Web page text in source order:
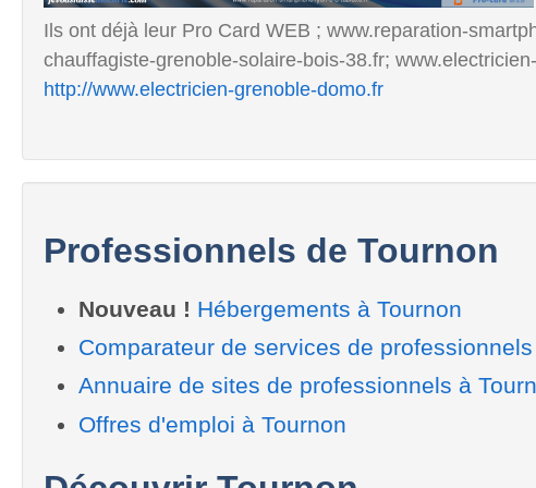
Ils ont déjà leur Pro Card WEB ; www.reparation-
chauffagiste-grenoble-solaire-bois-38.fr;
http://www.electricien-grenoble-domo.fr
Professionnels de Tournon
Nouveau ! Hébergements à Tournon
Comparateur de services de
Annuaire de sites de professionnels à
Offres d'emploi à Tournon